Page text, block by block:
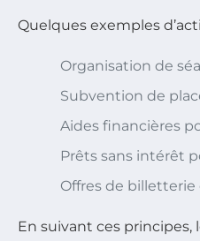
Quelques exemples
Organisation de
Subvention de
Aides financières
Prêts sans intérêt
Offres de
En suivant ces